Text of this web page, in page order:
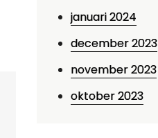
januari 2024
december 2023
november 2023
oktober 2023